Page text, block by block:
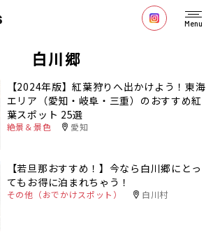
Menu
白川郷
【2024年版】紅葉狩りへ出かけよう！東海
エリア（愛知・岐阜・三重）のおすすめ紅
葉スポット 25選
絶景＆景色 愛知
【若旦那おすすめ！】今なら白川郷にとっ
てもお得に泊まれちゃう！
その他（おでかけスポット） 白川村